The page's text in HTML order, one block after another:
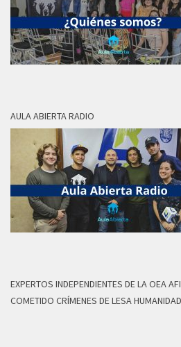
AULA ABIERTA RADIO
EXPERTOS INDEPENDIENTES DE LA OEA
COMETIDO CRÍMENES DE LESA